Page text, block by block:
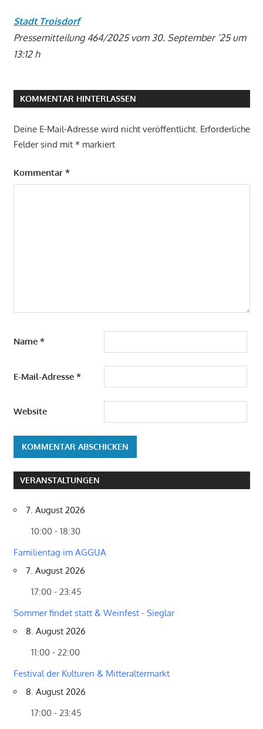
Stadt Troisdorf
Pressemitteilung 464/2025 vom 30. September ’25 um
13:12 h
KOMMENTAR HINTERLASSEN
Deine E-Mail-Adresse wird nicht veröffentlicht. Erforderliche
Felder sind mit *markiert
Kommentar *
Name *
E-Mail-Adresse *
Website
VERANSTALTUNGEN
7. August 2026
10:00 - 18:30
Familientag im AGGUA
7. August 2026
17:00 - 23:45
Sommer findet statt & Weinfest - Sieglar
8. August 2026
11:00 - 22:00
Festival der Kulturen & Mitteraltermarkt
8. August 2026
17:00 - 23:45